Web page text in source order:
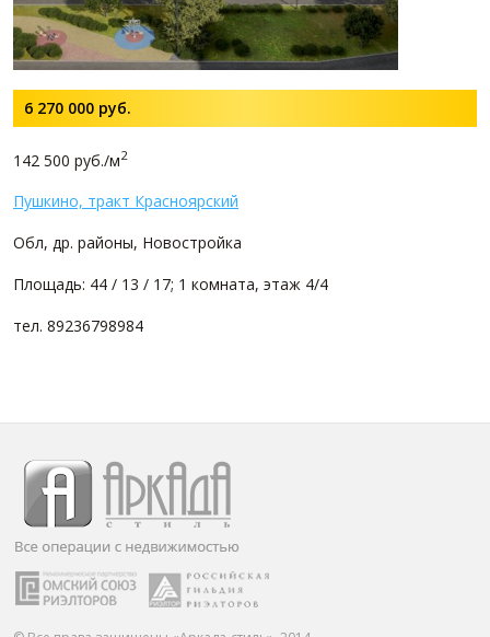
6 270 000 руб.
142 500 руб./м2
Пушкино, тракт Красноярский
Обл, др. районы, Новостройка
Площадь: 44 / 13 / 17; 1 комната, этаж 4/4
тел. 89236798984